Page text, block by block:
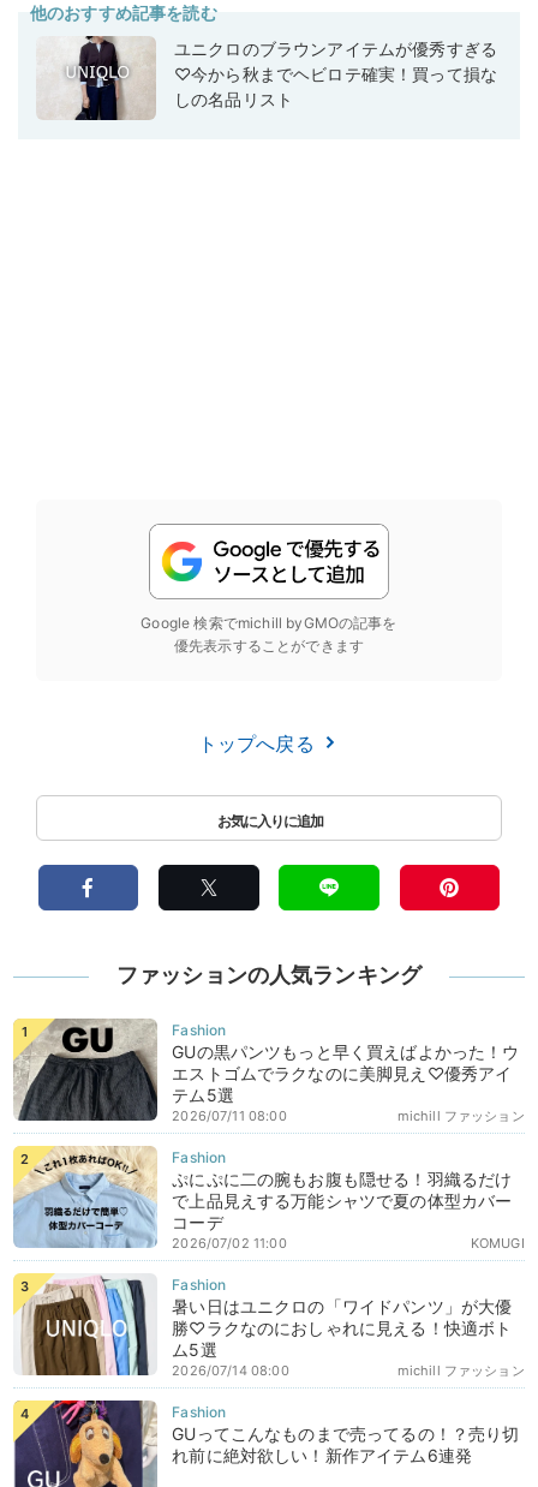
他のおすすめ記事を読む
ユニクロのブラウンアイテムが優秀すぎる
♡今から秋までヘビロテ確実！買って損な
しの名品リスト
Google 検索でmichill byGMOの記事を
優先表示することができます
トップへ戻る
ファッションの人気ランキング
GUの黒パンツもっと早く買えばよかった！ウ
エストゴムでラクなのに美脚見え♡優秀アイ
テム5選
michill ファッション
2026/07/11 08:00
ぷにぷに二の腕もお腹も隠せる！羽織るだけ
で上品見えする万能シャツで夏の体型カバー
コーデ
KOMUGI
2026/07/02 11:00
暑い日はユニクロの「ワイドパンツ」が大優
勝♡ラクなのにおしゃれに見える！快適ボト
ム5選
michill ファッション
2026/07/14 08:00
GUってこんなものまで売ってるの！？売り切
れ前に絶対欲しい！新作アイテム6連発